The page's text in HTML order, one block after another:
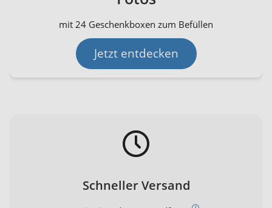
mit 24 Geschenkboxen zum Befüllen
Jetzt entdecken
Schneller Versand